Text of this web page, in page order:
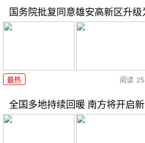
国务院批复同意雄安高新区升
最热 阅读
全国多地持续回暖 南方将开启